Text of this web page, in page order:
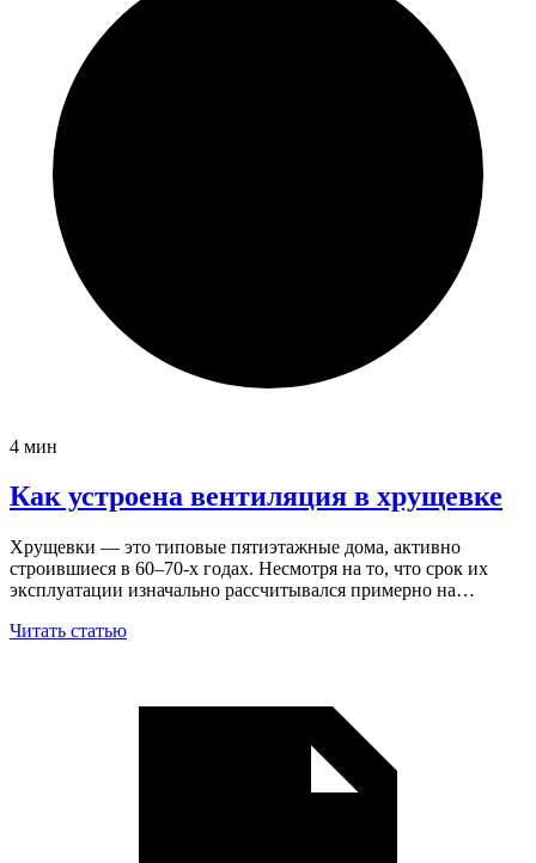
4 мин
Как устроена вентиляция в хрущевке
Хрущевки — это типовые пятиэтажные дома, активно
строившиеся в 60–70-х годах. Несмотря на то, что срок их
эксплуатации изначально рассчитывался примерно на…
Читать статью